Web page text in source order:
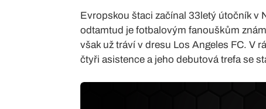
Evropskou štaci začínal 33letý útočník v
odtamtud je fotbalovým fanouškům
však už tráví v dresu Los Angeles FC. V
čtyři asistence a jeho debutová trefa se